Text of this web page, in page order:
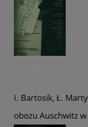
I. Bartosik, Ł.
obozu Auschwitz